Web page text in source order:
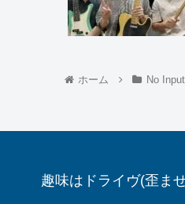
ホーム No
趣味はドライヴ(歪ま